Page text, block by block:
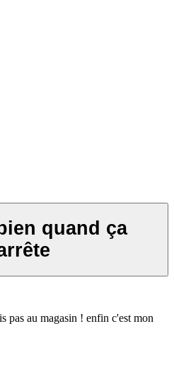
quand ça
pas au magasin ! enfin c'est mon